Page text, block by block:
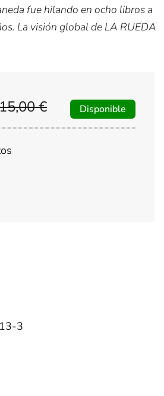
fue hilando en ocho libros a
La visión global de LA RUEDA
3
€ Disponible